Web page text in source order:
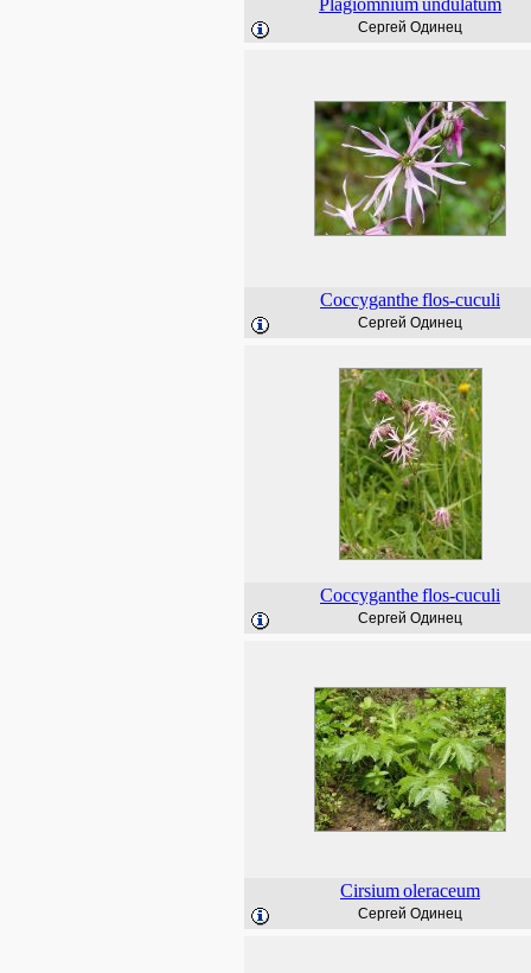
Plagiomniumundulatum
Сергей Одинец
Coccygantheflos-cuculi
Сергей Одинец
Coccygantheflos-cuculi
Сергей Одинец
Cirsiumoleraceum
Сергей Одинец